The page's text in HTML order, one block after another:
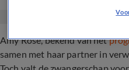
Amy Rose, bekend van het
samen met haar partner in